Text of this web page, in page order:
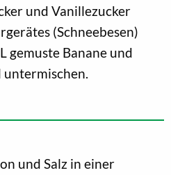
und Vanillezucker
(Schneebesen)
gemuste Banane und
untermischen.
und Salz in einer